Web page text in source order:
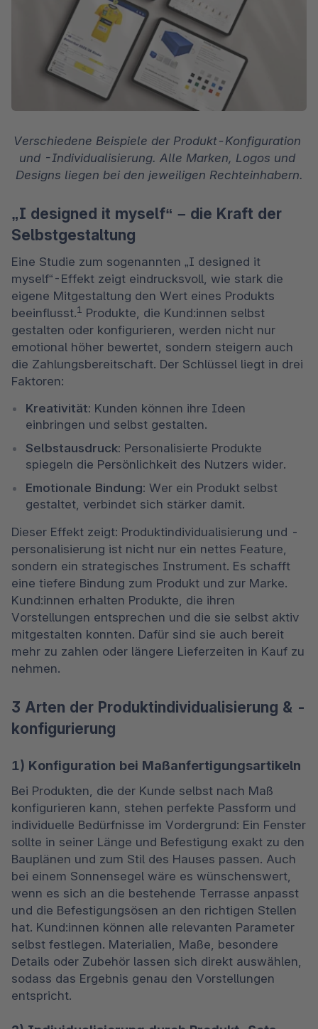
Verschiedene Beispiele der Produkt-Konfiguration
und -Individualisierung. Alle Marken, Logos und
Designs liegen bei den jeweiligen Rechteinhabern.
„I designed it myself“ – die Kraft der
Selbstgestaltung
Eine Studie zum sogenannten „I designed it
myself“-Effekt zeigt eindrucksvoll, wie stark die
eigene Mitgestaltung den Wert eines Produkts
beeinflusst.1 Produkte, die Kund:innen selbst
gestalten oder konfigurieren, werden nicht nur
emotional höher bewertet, sondern steigern auch
die Zahlungsbereitschaft. Der Schlüssel liegt in drei
Faktoren:
Kreativität: Kunden können ihre Ideen
einbringen und selbst gestalten.
Selbstausdruck: Personalisierte Produkte
spiegeln die Persönlichkeit des Nutzers wider.
Emotionale Bindung: Wer ein Produkt selbst
gestaltet, verbindet sich stärker damit.
Dieser Effekt zeigt: Produktindividualisierung und -
personalisierung ist nicht nur ein nettes Feature,
sondern ein strategisches Instrument. Es schafft
eine tiefere Bindung zum Produkt und zur Marke.
Kund:innen erhalten Produkte, die ihren
Vorstellungen entsprechen und die sie selbst aktiv
mitgestalten konnten. Dafür sind sie auch bereit
mehr zu zahlen oder längere Lieferzeiten in Kauf zu
nehmen.
3 Arten der Produktindividualisierung & -
konfigurierung
1) Konfiguration bei Maßanfertigungsartikeln
Bei Produkten, die der Kunde selbst nach Maß
konfigurieren kann, stehen perfekte Passform und
individuelle Bedürfnisse im Vordergrund: Ein Fenster
sollte in seiner Länge und Befestigung exakt zu den
Bauplänen und zum Stil des Hauses passen. Auch
bei einem Sonnensegel wäre es wünschenswert,
wenn es sich an die bestehende Terrasse anpasst
und die Befestigungsösen an den richtigen Stellen
hat. Kund:innen können alle relevanten Parameter
selbst festlegen. Materialien, Maße, besondere
Details oder Zubehör lassen sich direkt auswählen,
sodass das Ergebnis genau den Vorstellungen
entspricht.